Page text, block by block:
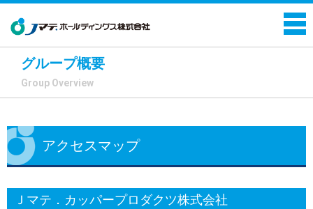
グループ概要
Group Overview
アクセスマップ
Ｊマテ．カッパープロダクツ株式会社